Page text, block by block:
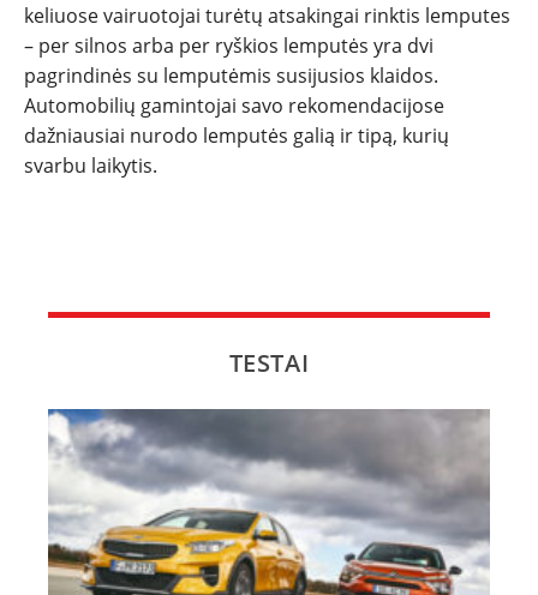
keliuose vairuotojai turėtų atsakingai rinktis lemputes
– per silnos arba per ryškios lemputės yra dvi
pagrindinės su lemputėmis susijusios klaidos.
Automobilių gamintojai savo rekomendacijose
dažniausiai nurodo lemputės galią ir tipą, kurių
svarbu laikytis.
TESTAI